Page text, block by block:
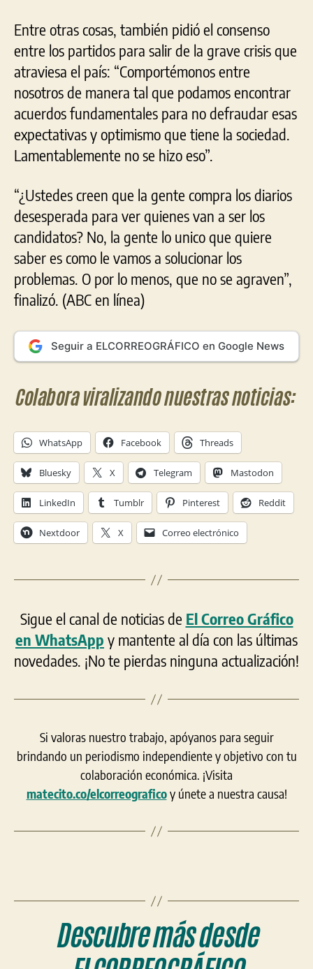
Entre otras cosas, también pidió el consenso
entre los partidos para salir de la grave crisis que
atraviesa el país: “Comportémonos entre
nosotros de manera tal que podamos encontrar
acuerdos fundamentales para no defraudar esas
expectativas y optimismo que tiene la sociedad.
Lamentablemente no se hizo eso”.
“¿Ustedes creen que la gente compra los diarios
desesperada para ver quienes van a ser los
candidatos? No, la gente lo unico que quiere
saber es como le vamos a solucionar los
problemas. O por lo menos, que no se agraven”,
finalizó. (ABC en línea)
Seguir a ELCORREOGRÁFICO en Google News
Colabora viralizando nuestras noticias:
WhatsApp Facebook Threads
Bluesky X Telegram Mastodon
LinkedIn Tumblr Pinterest Reddit
Nextdoor X Correo electrónico
Sigue el canal de noticias de El Correo Gráfico
en WhatsApp y mantente al día con las últimas
novedades. ¡No te pierdas ninguna actualización!
Si valoras nuestro trabajo, apóyanos para seguir
brindando un periodismo independiente y objetivo con tu
colaboración económica. ¡Visita
matecito.co/elcorreograficoy únete a nuestra causa!
Descubre más desde